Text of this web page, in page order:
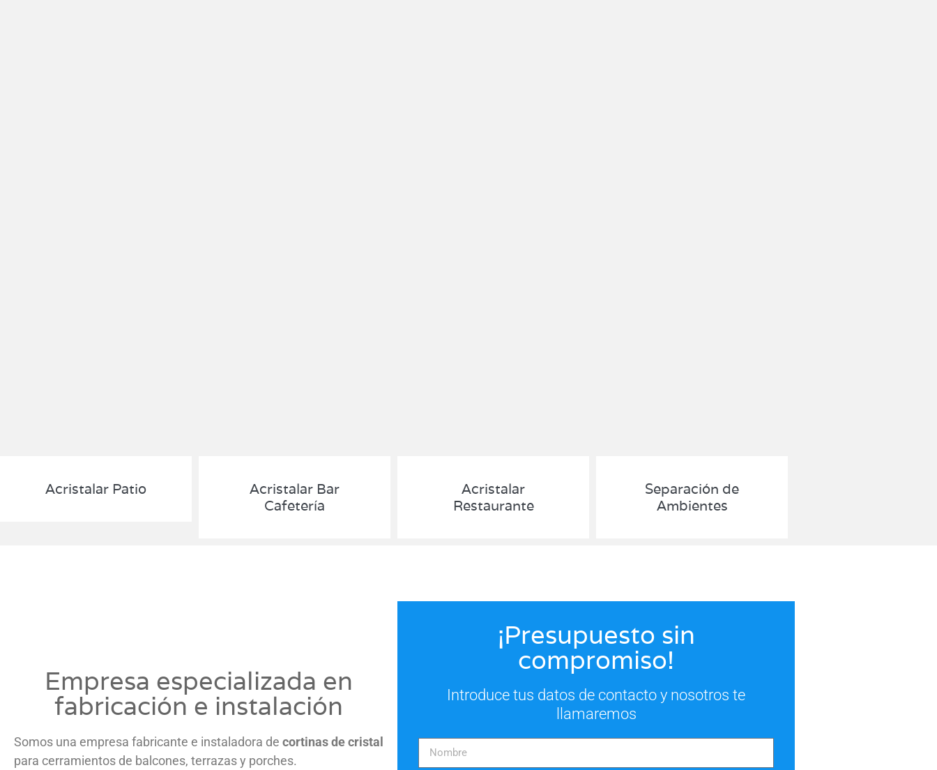
Acristalar Patio
Acristalar Bar
Cafetería
Acristalar
Restaurante
Separación de
Ambientes
Empresa especializada en
fabricación e instalación
Somos una empresa fabricante e instaladora de cortinas de cristal
para cerramientos de balcones, terrazas y porches.
¡Presupuesto sin
compromiso!
Introduce tus datos de contacto y nosotros te
llamaremos